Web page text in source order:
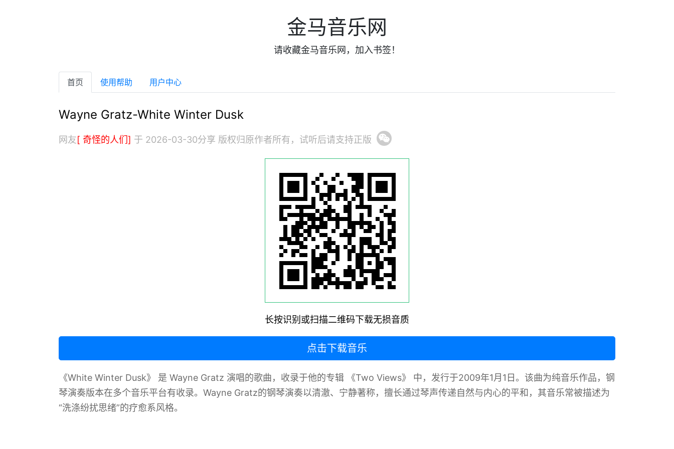
金马音乐网
请收藏金马音乐网，加入书签！
首页 使用帮助 用户中心
Wayne Gratz-White Winter Dusk
网友[ 奇怪的人们] 于 2026-03-30分享 版权归原作者所有，试听后请支持正版
长按识别或扫描二维码下载无损音质
点击下载音乐
《White Winter Dusk》 是 Wayne Gratz 演唱的歌曲，收录于他的专辑 《Two Views》 中，发行于2009年1月1日。该曲为纯音乐作品，钢
琴演奏版本在多个音乐平台有收录。Wayne Gratz的钢琴演奏以清澈、宁静著称，擅长通过琴声传递自然与内心的平和，其音乐常被描述为
“洗涤纷扰思绪”的疗愈系风格。